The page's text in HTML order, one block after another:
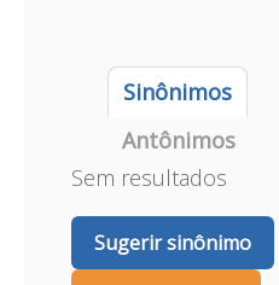
Sinônimos
Antônimos
Sem resultados
Sugerir sinônimo